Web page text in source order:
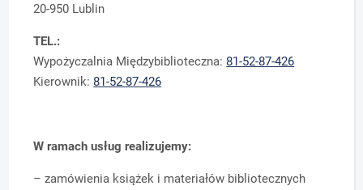
20-950 Lublin
TEL.:
Wypożyczalnia Międzybiblioteczna: 81-52-87-426
Kierownik: 81-52-87-426
W ramach usług realizujemy:
– zamówienia książek i materiałów bibliotecznych